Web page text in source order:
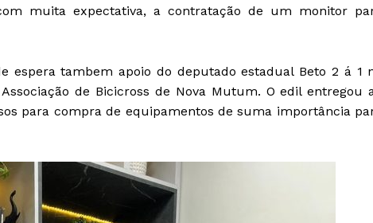
muita expectativa, a contratação de um monitor
espera tambem apoio do deputado estadual Beto 2 á 1
de Bicicross de Nova Mutum. O edil entregou
para compra de equipamentos de suma importância